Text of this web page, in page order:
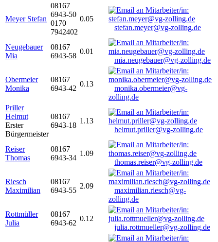
Meyer Stefan
08167
6943-50
0170
7942402
0.05
stefan.meyer@vg-zolling.de
Neugebauer
Mia
08167
6943-58
0.01
mia.neugebauer@vg-zolling.de
Obermeier
Monika
08167
6943-42
0.13
monika.obermeier@vg-
zolling.de
Priller
Helmut
Erster
Bürgermeister
08167
6943-18
1.13
helmut.priller@vg-zolling.de
Reiser
Thomas
08167
6943-34
1.09
thomas.reiser@vg-zolling.de
Riesch
Maximilian
08167
6943-55
2.09
maximilian.riesch@vg-
zolling.de
Rottmüller
Julia
08167
6943-62
0.12
julia.rottmueller@vg-zolling.de